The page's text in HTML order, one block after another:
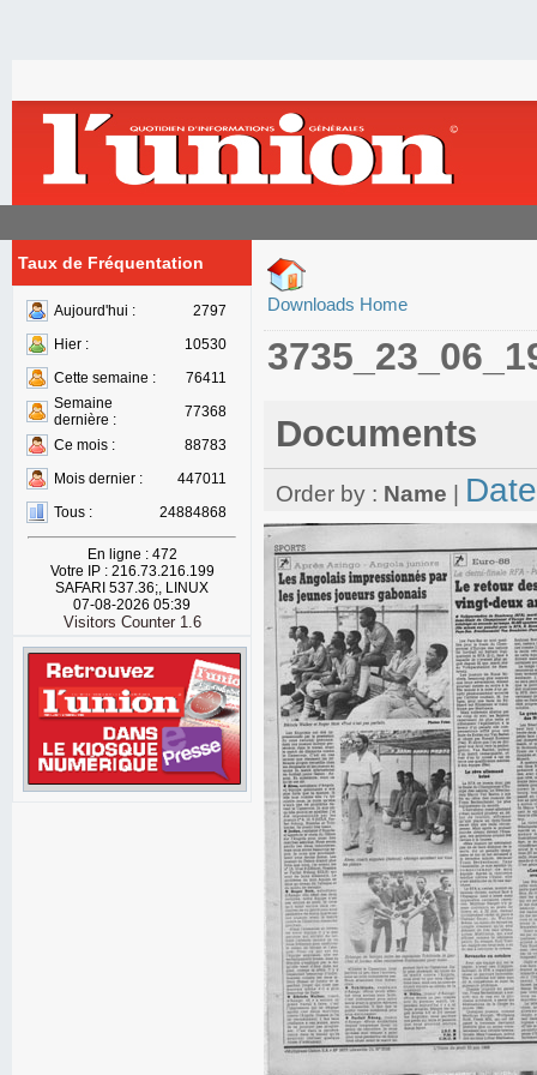
Taux de Fréquentation
Aujourd'hui :
2797
Hier :
10530
Cette semaine :
76411
Semaine
dernière :
77368
Ce mois :
88783
Mois dernier :
447011
Tous :
24884868
En ligne : 472
Votre IP : 216.73.216.199
SAFARI 537.36;, LINUX
07-08-2026 05:39
Visitors Counter 1.6
Downloads Home
Documents
Order by : Name Date